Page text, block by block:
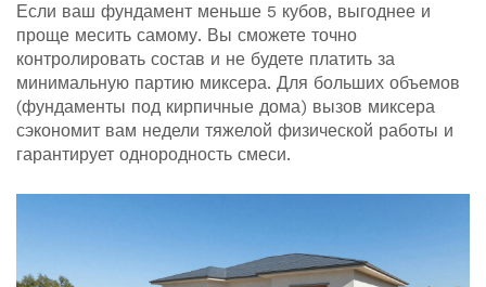
Если ваш фундамент меньше 5 кубов, выгоднее и
проще месить самому. Вы сможете точно
контролировать состав и не будете платить за
минимальную партию миксера. Для больших объемов
(фундаменты под кирпичные дома) вызов миксера
сэкономит вам недели тяжелой физической работы и
гарантирует однородность смеси.